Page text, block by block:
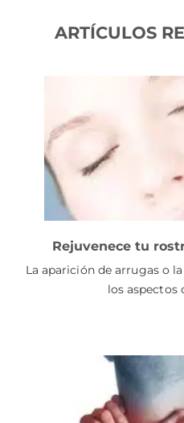
ARTÍCULOS
Rejuvenece tu
La aparición de arrugas o
los aspectos